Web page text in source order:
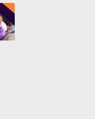
Lagu Rohani Tanpa Iklan - Lagu Pujian dan Penyembahan Paskah 2022